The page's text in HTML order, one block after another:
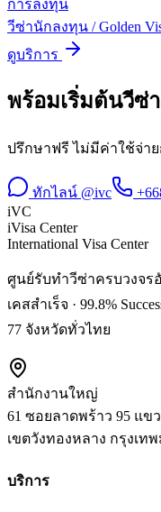
การลงทุน
วีซ่านักลงทุน / Golden
ดูบริการ
พร้อมเริ่มต้นวีซ่
ปรึกษาฟรี ไม่มีค่าใช้จ่า
ทักไลน์ @ivc
iVC
iVisa Center
International Visa Center
ศูนย์รับทำวีซ่าครบวงจร
เคสสำเร็จ · 99.8%
77 จังหวัดทั่วไทย
สำนักงานใหญ่
61 ซอยลาดพร้าว 95 แข
เขตวังทองหลาง กรุงเท
บริการ